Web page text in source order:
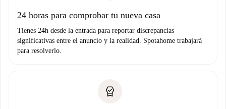
24 horas para comprobar tu nueva casa
Tienes 24h desde la entrada para reportar discrepancias
significativas entre el anuncio y la realidad. Spotahome trabajará
para resolverlo.